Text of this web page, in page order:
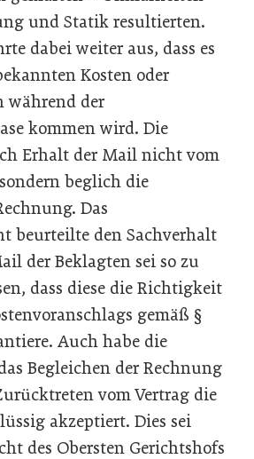
und Statik resultierten.
dabei weiter aus, dass es
Kosten oder
während der
kommen wird. Die
Erhalt der Mail nicht vom
beglich die
Das
beurteilte den Sachverhalt
der Beklagten sei so zu
dass diese die Richtigkeit
gemäß §
Auch habe die
Begleichen der Rechnung
vom Vertrag die
akzeptiert. Dies sei
des Obersten Gerichtshofs